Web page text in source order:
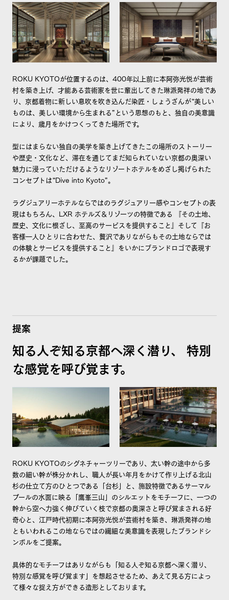
ROKU KYOTOが位置するのは、400年以上前に本阿弥光悦が芸術
村を築き上げ、才能ある芸術家を世に輩出してきた琳派発祥の地であ
り、京都着物に新しい息吹を吹き込んだ染匠・しょうざんが“美しい
ものは、美しい環境から生まれる”という思想のもと、独自の美意識
により、歳月をかけつくってきた場所です。
型にはまらない独自の美学を築き上げてきたこの場所のストーリー
や歴史・文化など、滞在を通じてまだ知られていない京都の奥深い
魅力に浸っていただけるようなリゾートホテルをめざし掲げられた
コンセプトは“Dive into Kyoto”。
ラグジュアリーホテルならではのラグジュアリー感やコンセプトの表
現はもちろん、LXR ホテルズ＆リゾーツの特徴である 『その土地、
歴史、文化に根ざし、至高のサービスを提供すること』そして『お
客様一人ひとりに合わせた、贅沢でありながらもその土地ならでは
の体験とサービスを提供すること』をいかにブランドロゴで表現す
るかが課題でした。
提案
知る人ぞ知る京都へ深く潜り、 特別
な感覚を呼び覚ます。
ROKU KYOTOのシグネチャーツリーであり、太い幹の途中から多
数の細い幹が株分かれし、職人が長い年月をかけて作り上げる北山
杉の仕立て方のひとつである「台杉」と、施設特徴であるサーマル
プールの水面に映る「鷹峯三山」のシルエットをモチーフに、⼀つの
幹から空へ力強く伸びていく枝で京都の奥深さと呼び覚まされる好
奇心と、江戸時代初期に本阿弥光悦が芸術村を築き、琳派発祥の地
ともいわれるこの地ならではの繊細な美意識を表現したブランドシ
ンボルをご提案。
具体的なモチーフはありながらも「知る人ぞ知る京都へ深く潜り、
特別な感覚を呼び覚ます」を想起させるため、あえて見る方によっ
て様々な捉え方ができる造形としております。